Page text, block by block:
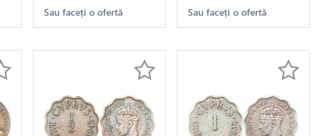
Sau faceți o ofertă Sau faceți o ofertă